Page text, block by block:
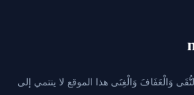
وَالْعَفَافَ وَالْغِنَى هذا الموقع لا ينتمي إلى